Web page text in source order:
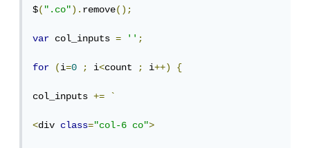
$(".co").remove();
var col_inputs = '';
for (i=0 ; i<count ; i++) {
col_inputs += `
<div class="col-6 co">